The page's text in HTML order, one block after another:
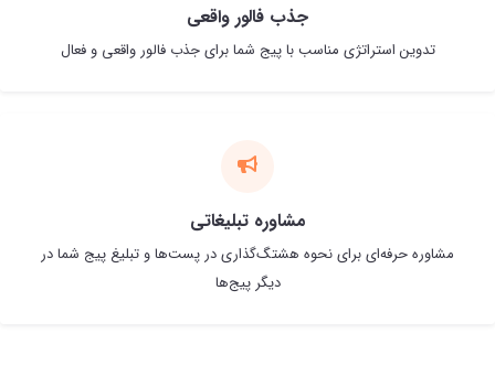
جذب فالور واقعی
تدوین استراتژی مناسب با پیج شما برای جذب فالور واقعی و فعال
مشاوره تبلیغاتی
مشاوره حرفه‌ای برای نحوه هشتگ‌گذاری در پست‌ها و تبلیغ پیج شما در
دیگر پیج‌ها